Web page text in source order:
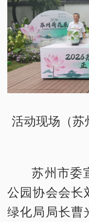
活动现场（苏
苏州市委
公园协会会长
绿化局局长曹